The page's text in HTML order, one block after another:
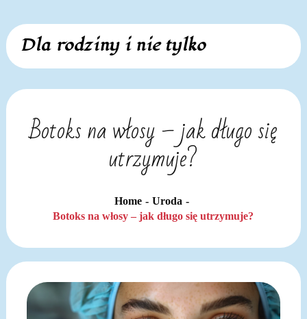
Skip
content
Dla rodziny i nie tylko
Botoks na włosy – jak długo się
utrzymuje?
Home
Uroda
Botoks na włosy – jak długo się utrzymuje?